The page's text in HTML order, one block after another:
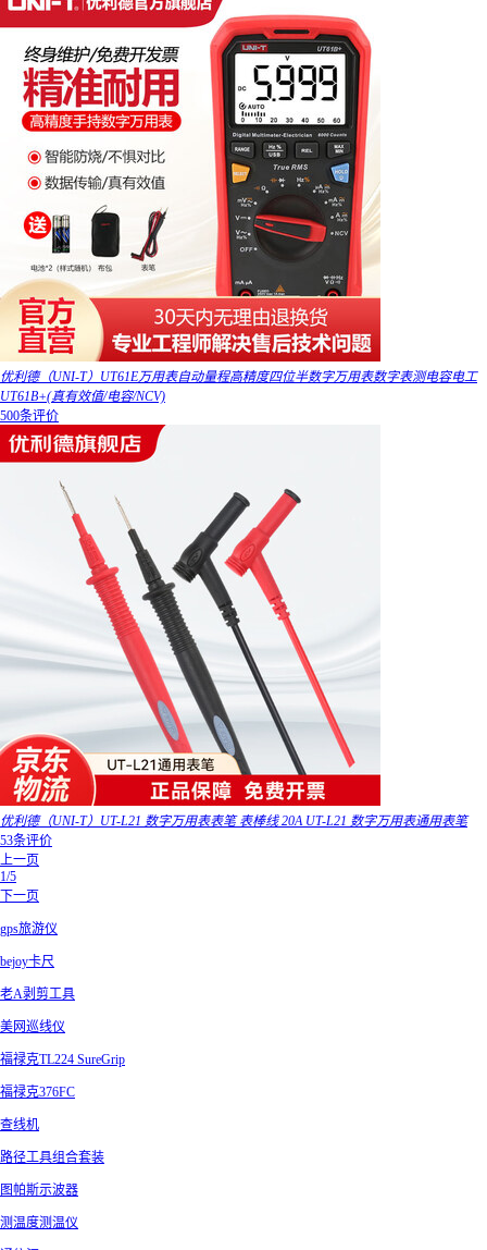
优利德（UNI-T）UT61E万用表自动量程高精度四位半数字万用表数字表测电容电工
UT61B+(真有效值/电容/NCV)
500条评价
优利德（UNI-T）UT-L21 数字万用表表笔 表棒线 20A UT-L21 数字万用表通用表笔
53条评价
上一页
1/5
下一页
gps旅游仪
bejoy卡尺
老A剥剪工具
美网巡线仪
福禄克TL224 SureGrip
福禄克376FC
查线机
路径工具组合套装
图帕斯示波器
测温度测温仪